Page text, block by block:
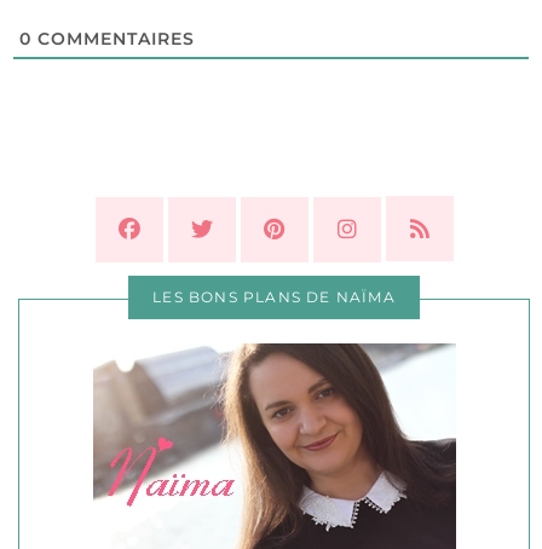
0 COMMENTAIRES
LES BONS PLANS DE NAÏMA